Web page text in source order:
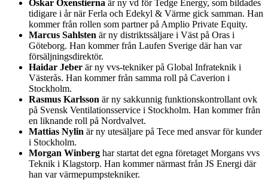
Oskar Oxenstierna är ny vd för Tedge Energy, som bildades
tidigare i år när Ferla och Edekyl & Värme gick samman. Han
kommer från rollen som partner på Amplio Private Equity.
Marcus Sahlsten är ny distriktssäljare i Väst på Oras i
Göteborg. Han kommer från Laufen Sverige där han var
försäljningsdirektör.
Haidar Jeber är ny vvs-tekniker på Global Infrateknik i
Västerås. Han kommer från samma roll på Caverion i
Stockholm.
Rasmus Karlsson är ny sakkunnig funktionskontrollant ovk
på Svensk Ventilationsservice i Stockholm. Han kommer från
en liknande roll på Nordvalvet.
Mattias Nylin är ny utesäljare på Tece med ansvar för kunder
i Stockholm.
Morgan Winberg har startat det egna företaget Morgans vvs
Teknik i Klagstorp. Han kommer närmast från JS Energi där
han var värmepumpstekniker.